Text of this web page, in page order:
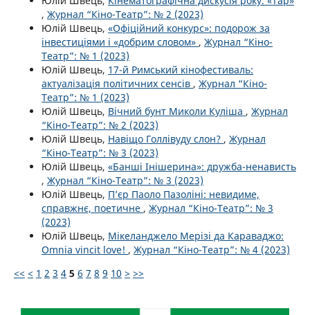
, Журнал “Кіно-Театр”: № 2 (2023)
Юлій Швець, «Офіційний конкурс»: подорож за
інвестиціями і «добрим словом» , Журнал “Кіно-
Театр”: № 1 (2023)
Юлій Швець, 17-й Римський кінофестиваль:
актуалізація політичних сенсів , Журнал “Кіно-
Театр”: № 1 (2023)
Юлій Швець, Вічний бунт Миколи Куліша , Журнал
“Кіно-Театр”: № 2 (2023)
Юлій Швець, Навіщо Голлівуду слон? , Журнал
“Кіно-Театр”: № 3 (2023)
Юлій Швець, «Банші Інішерина»: дружба-ненависть
, Журнал “Кіно-Театр”: № 3 (2023)
Юлій Швець, П’єр Паоло Пазоліні: невидиме,
справжнє, поетичне , Журнал “Кіно-Театр”: № 3
(2023)
Юлій Швець, Мікеланджело Мерізі да Караваджо:
Omnia vincit love! , Журнал “Кіно-Театр”: № 4 (2023)
<< < 1 2 3 4 5 6 7 8 9 10 > >>